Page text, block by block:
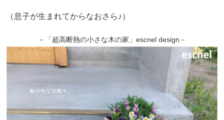
（息子が生まれてからなおさら♪）
－「超高断熱の小さな木の家」escnel design－